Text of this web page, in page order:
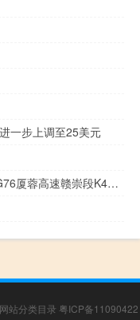
一步上调至25美元
2023-11-17 09:42： 截至09时35分，G76厦蓉高速赣崇段K482+860公里处（尖峰岭隧道内、往湖南方向）发生一起小车撞障碍物事故，事故车占用行车道，现场单道缓慢通行，相关部门正在现场处理，请过往车辆减速慢行注意安全。@江西交通广播​​​
网站分类目录 粤ICP备11090422